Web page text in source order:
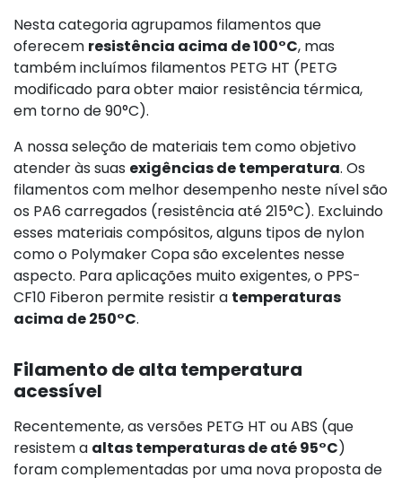
Nesta categoria agrupamos filamentos que
oferecem resistência acima de 100°C, mas
também incluímos filamentos PETG HT (PETG
modificado para obter maior resistência térmica,
em torno de 90°C).
A nossa seleção de materiais tem como objetivo
atender às suas exigências de temperatura. Os
filamentos com melhor desempenho neste nível são
os PA6 carregados (resistência até 215°C). Excluindo
esses materiais compósitos, alguns tipos de nylon
como o Polymaker Copa são excelentes nesse
aspecto. Para aplicações muito exigentes, o PPS-
CF10 Fiberon permite resistir a temperaturas
acima de 250°C.
Filamento de alta temperatura
acessível
Recentemente, as versões PETG HT ou ABS (que
resistem a altas temperaturas de até 95°C)
foram complementadas por uma nova proposta de